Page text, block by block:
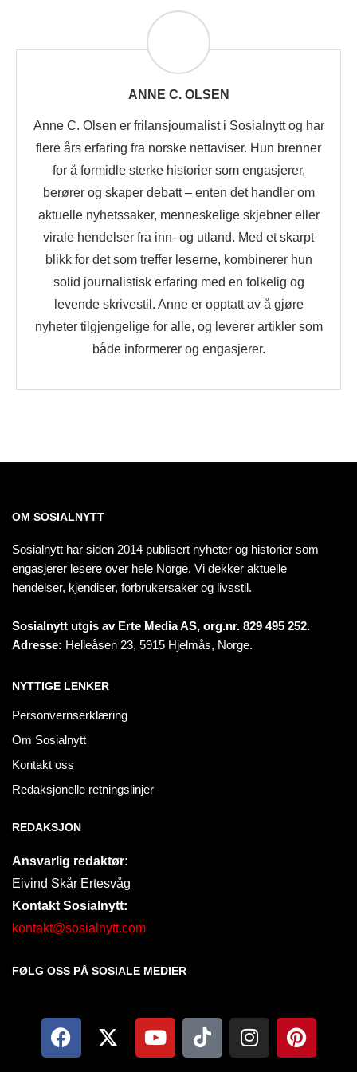
ANNE C. OLSEN
Anne C. Olsen er frilansjournalist i Sosialnytt og har
flere års erfaring fra norske nettaviser. Hun brenner
for å formidle sterke historier som engasjerer,
berører og skaper debatt – enten det handler om
aktuelle nyhetssaker, menneskelige skjebner eller
virale hendelser fra inn- og utland. Med et skarpt
blikk for det som treffer leserne, kombinerer hun
solid journalistisk erfaring med en folkelig og
levende skrivestil. Anne er opptatt av å gjøre
nyheter tilgjengelige for alle, og leverer artikler som
både informerer og engasjerer.
OM SOSIALNYTT
Sosialnytt har siden 2014 publisert nyheter og historier som
engasjerer lesere over hele Norge. Vi dekker aktuelle
hendelser, kjendiser, forbrukersaker og livsstil.
Sosialnytt utgis av Erte Media AS, org.nr. 829 495 252.
Adresse: Helleåsen 23, 5915 Hjelmås, Norge.
NYTTIGE LENKER
Personvernserklæring
Om Sosialnytt
Kontakt oss
Redaksjonelle retningslinjer
REDAKSJON
Ansvarlig redaktør:
Eivind Skår Ertesvåg
Kontakt Sosialnytt:
kontakt@sosialnytt.com
FØLG OSS PÅ SOSIALE MEDIER​